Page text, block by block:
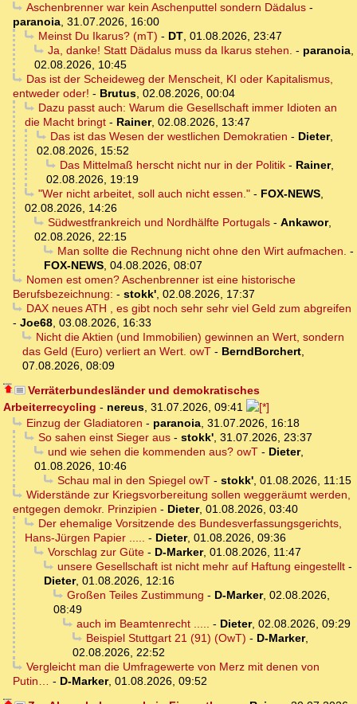
Aschenbrenner war kein Aschenputtel sondern Dädalus-
paranoia, 31.07.2026, 16:00
Meinst Du Ikarus? (mT) - DT, 01.08.2026, 23:47
Ja, danke! Statt Dädalus muss da Ikarus stehen. - paranoia,
02.08.2026, 10:45
Das ist der Scheideweg der Menscheit, KI oder Kapitalismus,
entweder oder! - Brutus, 02.08.2026, 00:04
Dazu passt auch: Warum die Gesellschaft immer Idioten an
die Macht bringt - Rainer, 02.08.2026, 13:47
Das ist das Wesen der westlichen Demokratien - Dieter,
02.08.2026, 15:52
Das Mittelmaß herscht nicht nur in der Politik- Rainer,
02.08.2026, 19:19
"Wer nicht arbeitet, soll auch nicht essen."- FOX-NEWS,
02.08.2026, 14:26
Südwestfrankreich und Nordhälfte Portugals- Ankawor,
02.08.2026, 22:15
Man sollte die Rechnung nicht ohne den Wirt aufmachen. -
FOX-NEWS, 04.08.2026, 08:07
Nomen est omen? Aschenbrenner ist eine historische
Berufsbezeichnung: - stokk', 02.08.2026, 17:37
DAX neues ATH , es gibt noch sehr sehr viel Geld zum abgreifen
- Joe68, 03.08.2026, 16:33
Nicht die Aktien (und Immobilien) gewinnen an Wert, sondern
das Geld (Euro) verliert an Wert. owT - BerndBorchert,
07.08.2026, 08:09
Verräterbundesländer und demokratisches
Arbeiterrecycling - nereus, 31.07.2026, 09:41
Einzug der Gladiatoren - paranoia, 31.07.2026, 16:18
So sahen einst Sieger aus- stokk', 31.07.2026, 23:37
und wie sehen die kommenden aus? owT- Dieter,
01.08.2026, 10:46
Schau mal in den Spiegel owT- stokk', 01.08.2026, 11:15
Widerstände zur Kriegsvorbereitung sollen weggeräumt werden,
entgegen demokr. Prinzipien - Dieter, 01.08.2026, 03:40
Der ehemalige Vorsitzende des Bundesverfassungsgerichts,
Hans-Jürgen Papier ..... - Dieter, 01.08.2026, 09:36
Vorschlag zur Güte- D-Marker, 01.08.2026, 11:47
unsere Gesellschaft ist nicht mehr auf Haftung eingestellt-
Dieter, 01.08.2026, 12:16
Großen Teiles Zustimmung - D-Marker, 02.08.2026,
08:49
auch im Beamtenrecht ..... - Dieter, 02.08.2026, 09:29
Beispiel Stuttgart 21 (91) (OwT) - D-Marker,
02.08.2026, 22:52
Vergleicht man die Umfragewerte von Merz mit denen von
Putin… - D-Marker, 01.08.2026, 09:52